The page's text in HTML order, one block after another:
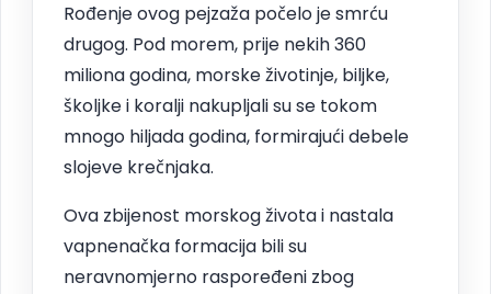
Rođenje ovog pejzaža počelo je smrću
drugog. Pod morem, prije nekih 360
miliona godina, morske životinje, biljke,
školjke i koralji nakupljali su se tokom
mnogo hiljada godina, formirajući debele
slojeve krečnjaka.
Ova zbijenost morskog života i nastala
vapnenačka formacija bili su
neravnomjerno raspoređeni zbog